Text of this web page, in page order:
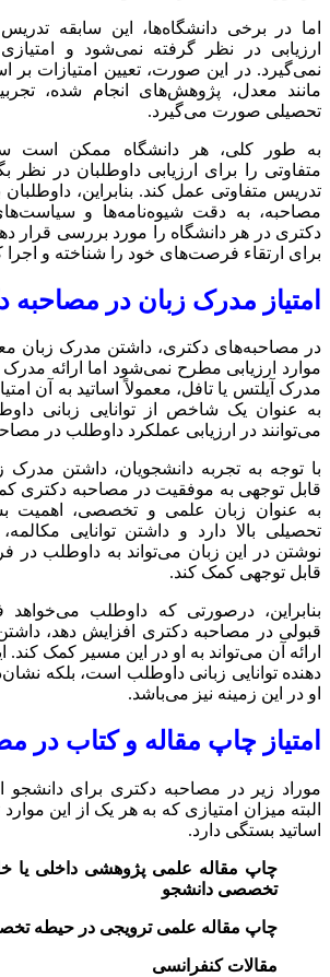
اما در برخی دانشگاه‌ها، این سابقه
ارزیابی در نظر گرفته نمی‌شود و
نمی‌گیرد. در این صورت، تعیین امتیازات بر
مانند معدل، پژوهش‌های انجام شده،
تحصیلی صورت می‌گیرد.
به طور کلی، هر دانشگاه ممکن است
متفاوتی را برای ارزیابی داوطلبان در نظر
تدریس متفاوتی عمل کند. بنابراین،
مصاحبه، به دقت شیوه‌نامه‌ها و
دکتری در هر دانشگاه را مورد بررسی قرار
برای ارتقاء فرصت‌های خود را شناخته و اجرا
امتیاز مدرک زبان در مصاحبه
در مصاحبه‌های دکتری، داشتن مدرک زبان
موارد ارزیابی مطرح نمی‌شود اما ارائه مدرک
مدرک آیلتس یا تافل، معمولاً اساتید به آن
به عنوان یک شاخص از توانایی زبانی
می‌توانند در ارزیابی عملکرد داوطلب در
با توجه به تجربه دانشجویان، داشتن مدرک
قابل توجهی به موفقیت در مصاحبه دکتری
به عنوان زبان علمی و تخصصی، اهمیت
تحصیلی بالا دارد و داشتن توانایی
نوشتن در این زبان می‌تواند به داوطلب در
قابل توجهی کمک کند.
بنابراین، درصورتی که داوطلب
قبولی در مصاحبه دکتری افزایش دهد،
ارائه آن می‌تواند به او در این مسیر کمک کند.
دهنده توانایی زبانی داوطلب است، بلکه
او در این زمینه نیز می‌باشد.
امتیاز چاپ مقاله و کتاب در
موراد زیر در مصاحبه دکتری برای دانشجو
البته میزان امتیازی که به هر یک از این
اساتید بستگی دارد.
چاپ مقاله علمی پژوهشی داخلی یا
تخصصی دانشجو
چاپ مقاله علمی ترویجی در حیطه
مقالات کنفرانسی